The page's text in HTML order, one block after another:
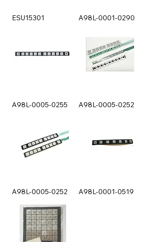
ESU15301 A98L-0001-0290
A98L-0005-0255 A98L-0005-0252
A98L-0005-0252 A98L-0001-0519